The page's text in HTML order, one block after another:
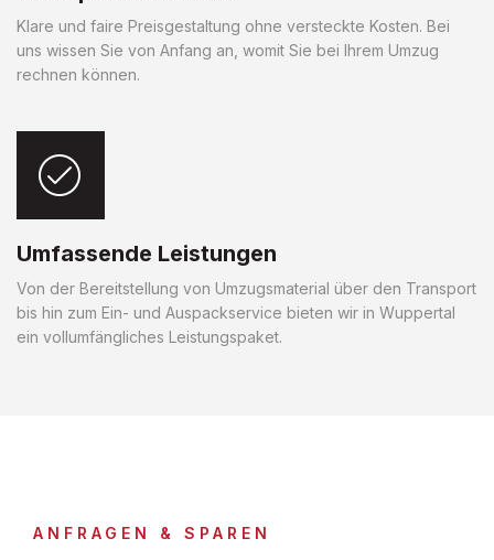
Klare und faire Preisgestaltung ohne versteckte Kosten. Bei
uns wissen Sie von Anfang an, womit Sie bei Ihrem Umzug
rechnen können.
Umfassende Leistungen
Von der Bereitstellung von Umzugsmaterial über den Transport
bis hin zum Ein- und Auspackservice bieten wir in Wuppertal
ein vollumfängliches Leistungspaket.
ANFRAGEN & SPAREN